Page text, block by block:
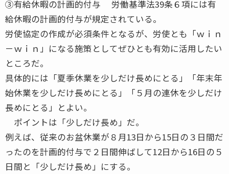
③有給休暇の計画的付与 労働基準法39条６項には有
給休暇の計画的付与が規定されている。
労使協定の作成が必須条件となるが、労使とも「ｗｉｎ
－ｗｉｎ」になる施策としてぜひとも有効に活用したい
ところだ。
具体的には「夏季休業を少しだけ長めにとる」「年末年
始休業を少しだけ長めにとる」「５月の連休を少しだけ
長めにとる」とよい。
ポイントは「少しだけ長め」だ。
例えば、従来のお盆休業が８月13日から15日の３日間だ
ったのを計画的付与で２日間伸ばして12日から16日の５
日間と「少しだけ長め」にする。